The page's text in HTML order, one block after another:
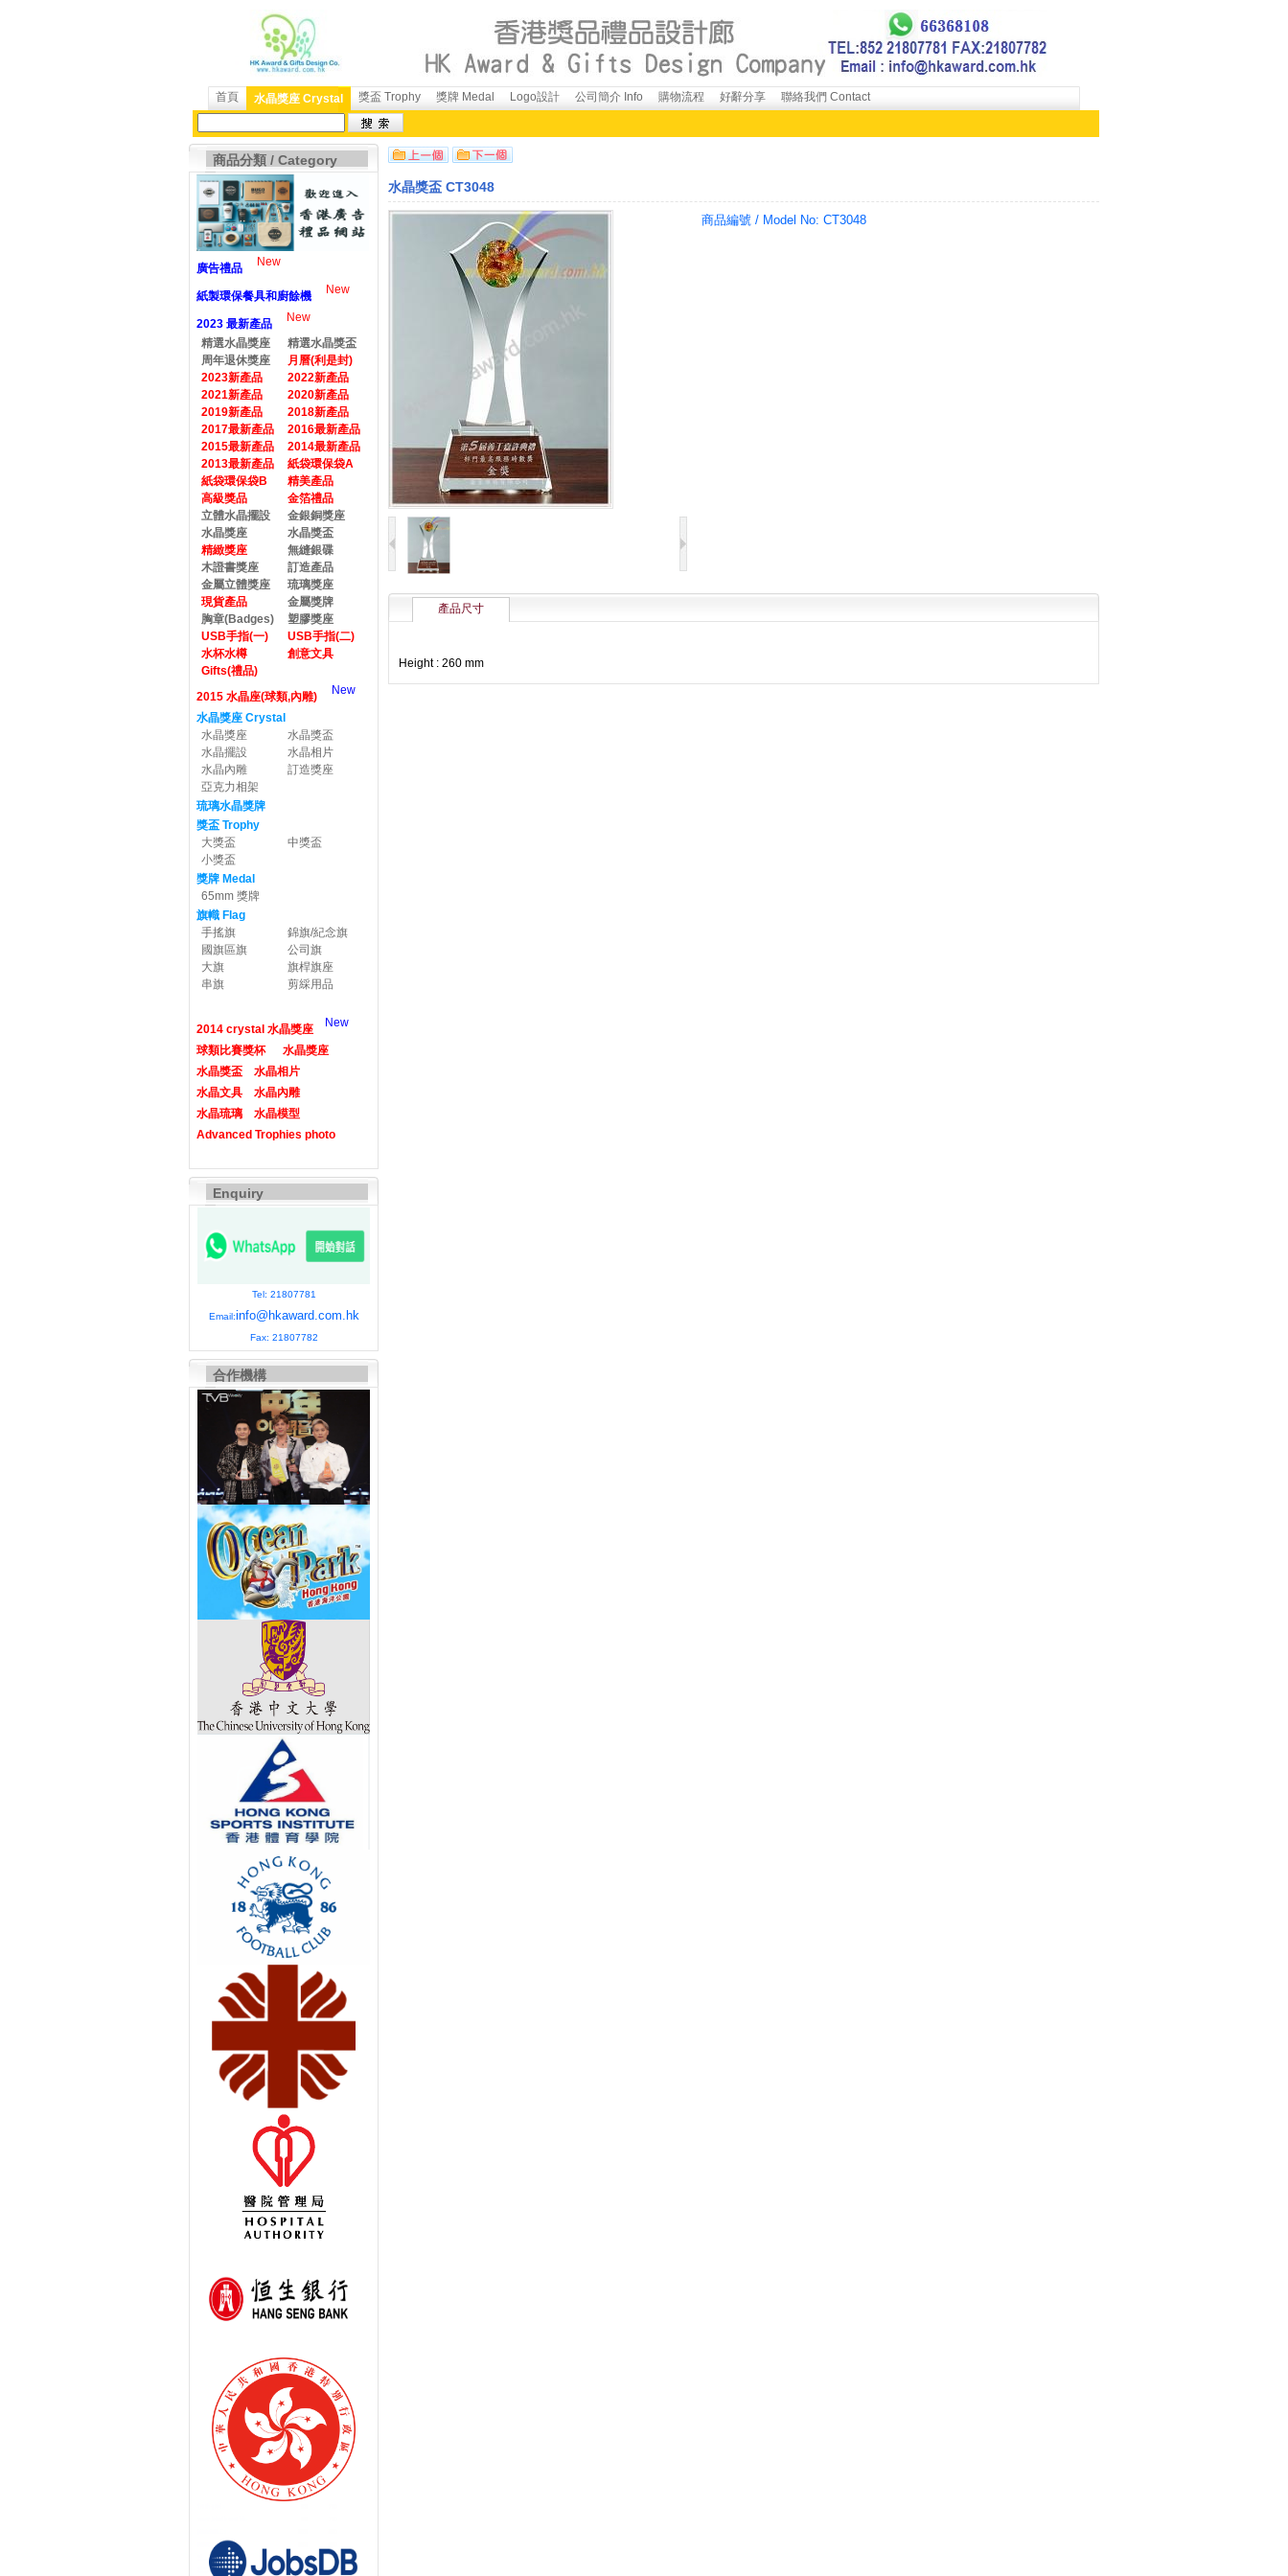
首頁 水晶獎座 Crystal 獎盃 Trophy 獎牌 Medal Logo設計 公司簡介 Info 購物流程 好辭分享 聯絡我們 Contact
商品分類 / Category
廣告禮品 New
紙製環保餐具和廚餘機 New
2023 最新產品
New
精選水晶獎座
精選水晶獎盃
周年退休獎座
月曆(利是封)
2023新產品
2022新產品
2021新產品
2020新產品
2019新產品
2018新產品
2017最新產品
2016最新產品
2015最新產品
2014最新產品
2013最新產品
紙袋環保袋A
紙袋環保袋B
精美產品
高級獎品
金箔禮品
立體水晶擺設
金銀銅獎座
水晶獎座
水晶獎盃
精緻獎座
無縫銀碟
木證書獎座
訂造產品
金屬立體獎座
琉璃獎座
現貨產品
金屬獎牌
胸章(Badges)
塑膠獎座
USB手指(一)
USB手指(二)
水杯水樽
創意文具
Gifts(禮品)
2015 水晶座(球類,內雕)
New
水晶獎座 Crystal
水晶獎座
水晶獎盃
水晶擺設
水晶相片
水晶內雕
訂造獎座
亞克力相架
琉璃水晶獎牌
獎盃 Trophy
大獎盃
中獎盃
小獎盃
獎牌 Medal
65mm 獎牌
旗幟 Flag
手搖旗
錦旗/紀念旗
國旗區旗
公司旗
大旗
旗桿旗座
串旗
剪綵用品
2014 crystal 水晶獎座 New
球類比賽獎杯
水晶獎座
水晶獎盃
水晶相片
水晶文具
水晶內雕
水晶琉璃
水晶模型
Advanced Trophies photo
Enquiry
Tel: 21807781
Email:info@hkaward.com.hk
Fax: 21807782
合作機構
水晶獎盃 CT3048
商品編號 / Model No: CT3048
產品尺寸
Height : 260 mm